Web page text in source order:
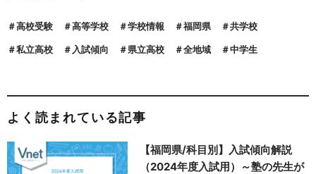
高校受験 高等学校 学校情報 福岡県 共学校
私立高校 入試傾向 県立高校 全地域 中学生
よく読まれている記事
【福岡県/科目別】入試傾向解説
（2024年度入試用）～塾の先生が